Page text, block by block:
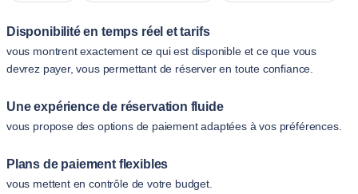
Disponibilité en temps réel et tarifs
vous montrent exactement ce qui est disponible et ce que vous
devrez payer, vous permettant de réserver en toute confiance.
Une expérience de réservation fluide
vous propose des options de paiement adaptées à vos préférences.
Plans de paiement flexibles
vous mettent en contrôle de votre budget.